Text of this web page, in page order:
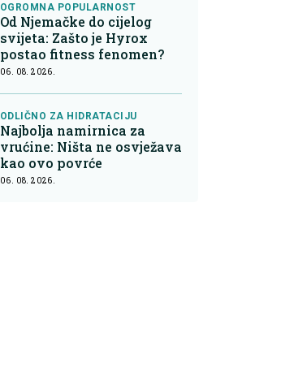
OGROMNA POPULARNOST
Od Njemačke do cijelog
svijeta: Zašto je Hyrox
postao fitness fenomen?
06. 08. 2026.
ODLIČNO ZA HIDRATACIJU
Najbolja namirnica za
vrućine: Ništa ne osvježava
kao ovo povrće
06. 08. 2026.